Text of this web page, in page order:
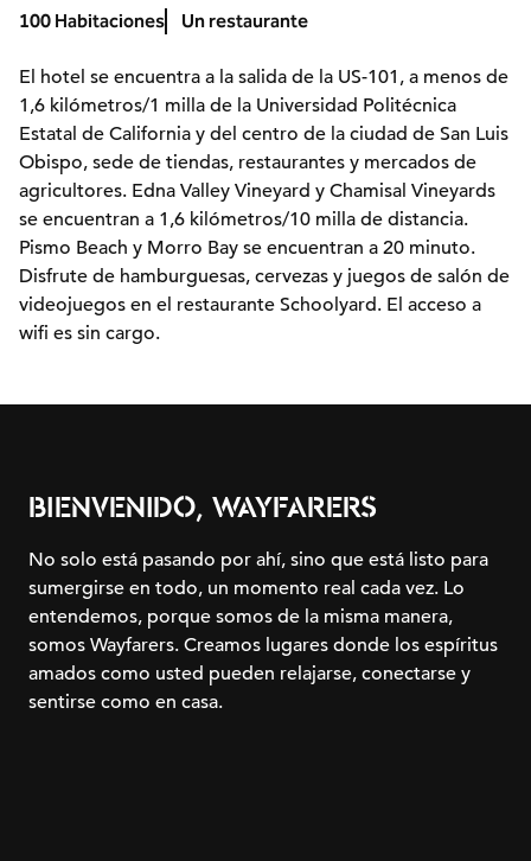
100 Habitaciones Un restaurante
El hotel se encuentra a la salida de la US-101, a menos de
1,6 kilómetros/1 milla de la Universidad Politécnica
Estatal de California y del centro de la ciudad de San Luis
Obispo, sede de tiendas, restaurantes y mercados de
agricultores. Edna Valley Vineyard y Chamisal Vineyards
se encuentran a 1,6 kilómetros/10 milla de distancia.
Pismo Beach y Morro Bay se encuentran a 20 minuto.
Disfrute de hamburguesas, cervezas y juegos de salón de
videojuegos en el restaurante Schoolyard. El acceso a
wifi es sin cargo.
BIENVENIDO, WAYFARERS
No solo está pasando por ahí, sino que está listo para
sumergirse en todo, un momento real cada vez. Lo
entendemos, porque somos de la misma manera,
somos Wayfarers. Creamos lugares donde los espíritus
amados como usted pueden relajarse, conectarse y
sentirse como en casa.